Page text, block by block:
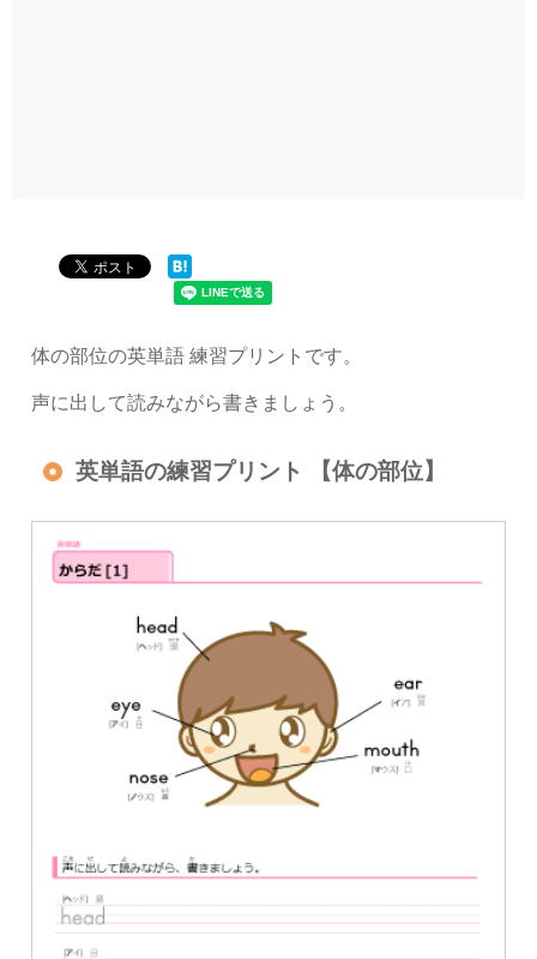
体の部位の英単語 練習プリントです。
声に出して読みながら書きましょう。
英単語の練習プリント 【体の部位】